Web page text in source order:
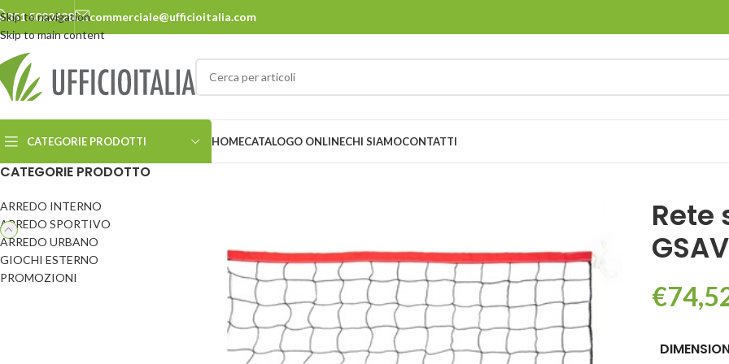
Skip to navigation
Skip to main content
351.5022428 commerciale@ufficioitalia.com
CATEGORIE PRODOTTI
ARREDO URBANO
Cestini
Pergole e carport
HOMECATALOGO ONLINECHI SIAMOCONTATTI
CATEGORIE PRODOTTO
ARREDO INTERNO
ARREDO SPORTIVO
ARREDO URBANO
GIOCHI ESTERNO
PROMOZIONI
Rete
€